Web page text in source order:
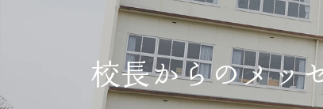
校長からのメッ